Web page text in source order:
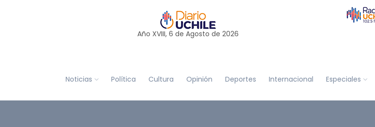
Año XVIII, 6 de Agosto de 2026
Noticias Política Cultura Opinión Deportes Internacional Especiales